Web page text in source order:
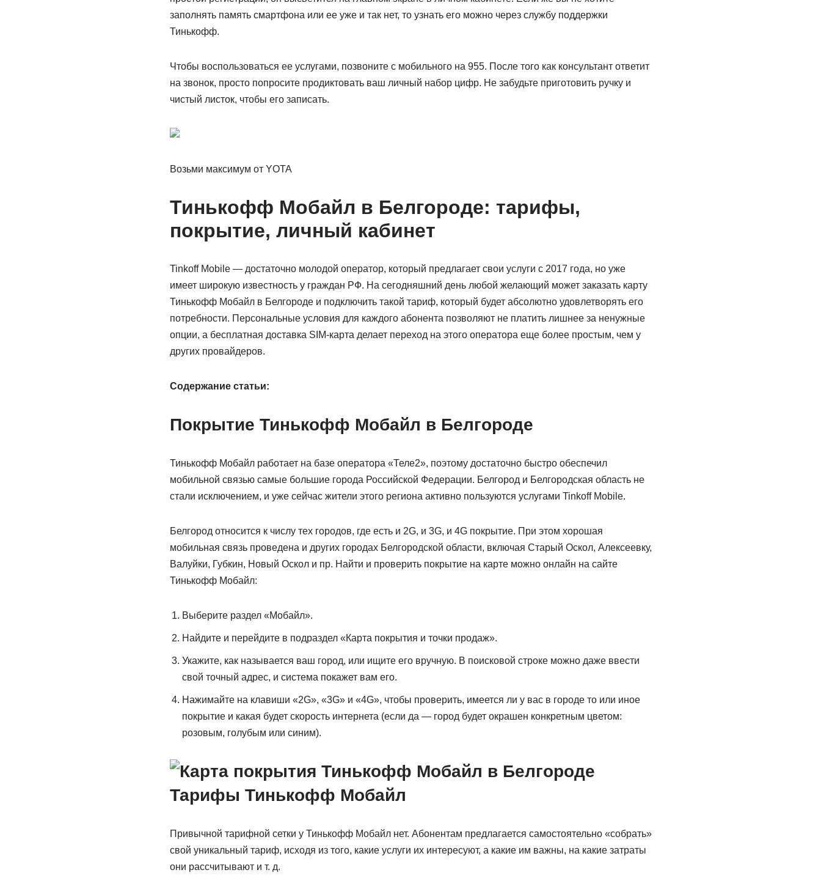
заполнять память смартфона или ее уже и так нет, то узнать его можно через службу поддержки
Тинькофф.
Чтобы воспользоваться ее услугами, позвоните с мобильного на 955. После того как консультант ответит
на звонок, просто попросите продиктовать ваш личный набор цифр. Не забудьте приготовить ручку и
чистый листок, чтобы его записать.
Возьми максимум от YOTA
Тинькофф Мобайл в Белгороде: тарифы,
покрытие, личный кабинет
Tinkoff Mobile — достаточно молодой оператор, который предлагает свои услуги с 2017 года, но уже
имеет широкую известность у граждан РФ. На сегодняшний день любой желающий может заказать карту
Тинькофф Мобайл в Белгороде и подключить такой тариф, который будет абсолютно удовлетворять его
потребности. Персональные условия для каждого абонента позволяют не платить лишнее за ненужные
опции, а бесплатная доставка SIM-карта делает переход на этого оператора еще более простым, чем у
других провайдеров.
Содержание статьи:
Покрытие Тинькофф Мобайл в Белгороде
Тинькофф Мобайл работает на базе оператора «Теле2», поэтому достаточно быстро обеспечил
мобильной связью самые большие города Российской Федерации. Белгород и Белгородская область не
стали исключением, и уже сейчас жители этого региона активно пользуются услугами Tinkoff Mobile.
Белгород относится к числу тех городов, где есть и 2G, и 3G, и 4G покрытие. При этом хорошая
мобильная связь проведена и других городах Белгородской области, включая Старый Оскол, Алексеевку,
Валуйки, Губкин, Новый Оскол и пр. Найти и проверить покрытие на карте можно онлайн на сайте
Тинькофф Мобайл:
Выберите раздел «Мобайл».
Найдите и перейдите в подраздел «Карта покрытия и точки продаж».
Укажите, как называется ваш город, или ищите его вручную. В поисковой строке можно даже ввести
свой точный адрес, и система покажет вам его.
Нажимайте на клавиши «2G», «3G» и «4G», чтобы проверить, имеется ли у вас в городе то или иное
покрытие и какая будет скорость интернета (если да — город будет окрашен конкретным цветом:
розовым, голубым или синим).
Тарифы Тинькофф Мобайл
Привычной тарифной сетки у Тинькофф Мобайл нет. Абонентам предлагается самостоятельно «собрать»
свой уникальный тариф, исходя из того, какие услуги их интересуют, а какие им важны, на какие затраты
они рассчитывают и т. д.